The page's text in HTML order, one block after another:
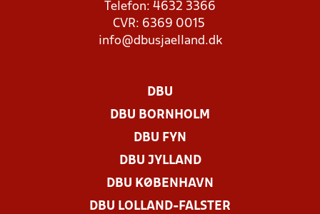
Telefon: 4632 3366
CVR: 6369 0015
info@dbusjaelland.dk
DBU
DBU BORNHOLM
DBU FYN
DBU JYLLAND
DBU KØBENHAVN
DBU LOLLAND-FALSTER